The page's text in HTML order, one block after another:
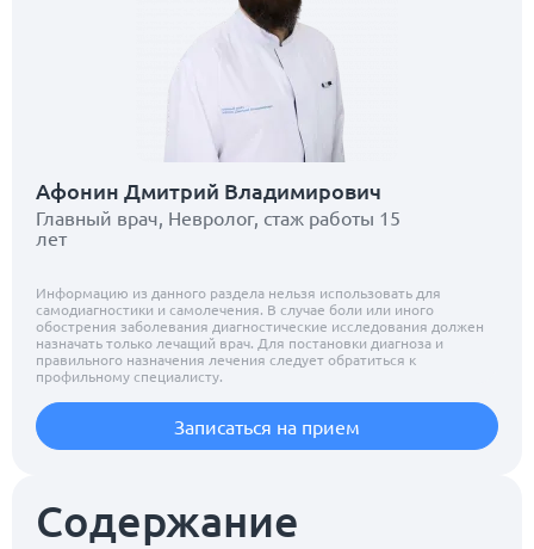
Содержание
Афонин Дмитрий Владимирович
Главный врач, Невролог, стаж работы 15
лет
Информацию из данного раздела нельзя использовать для
самодиагностики и самолечения. В случае боли или иного
обострения заболевания диагностические исследования должен
назначать только лечащий врач. Для постановки диагноза и
правильного назначения лечения следует обратиться к
профильному специалисту.
Записаться на прием